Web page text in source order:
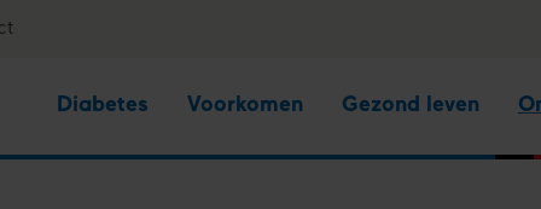
Diabetes Voorkomen Gezond leven